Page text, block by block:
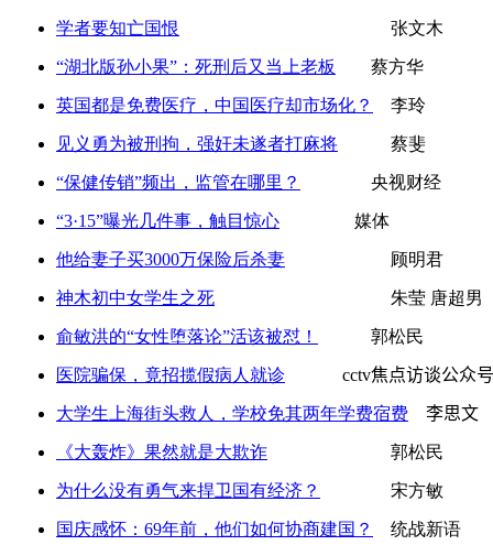
学者要知亡国恨 张文木
“湖北版孙小果”：死刑后又当上老板 蔡方华
英国都是免费医疗，中国医疗却市场化？ 李玲
见义勇为被刑拘，强奸未遂者打麻将 蔡斐
“保健传销”频出，监管在哪里？ 央视财经
“3·15”曝光几件事，触目惊心 媒体
他给妻子买3000万保险后杀妻 顾明君
神木初中女学生之死 朱莹 唐超男
俞敏洪的“女性堕落论”活该被怼！ 郭松民
医院骗保，竟招揽假病人就诊 cctv焦点访谈公众号
大学生上海街头救人，学校免其两年学费宿费 李思文
《大轰炸》果然就是大欺诈 郭松民
为什么没有勇气来捍卫国有经济？ ​ 宋方敏
国庆感怀：69年前，他们如何协商建国？ 统战新语